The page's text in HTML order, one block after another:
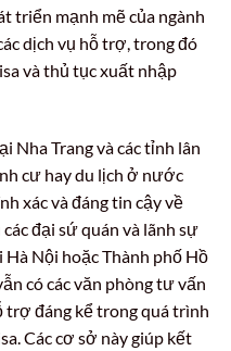
triển mạnh mẽ của ngành
dịch vụ hỗ trợ, trong đó
và thủ tục xuất nhập
Trang và các tỉnh lân
cư hay du lịch ở nước
xác và đáng tin cậy về
đại sứ quán và lãnh sự
Nội hoặc Thành phố Hồ
có các văn phòng tư vấn
trợ đáng kể trong quá trình
Các cơ sở này giúp kết